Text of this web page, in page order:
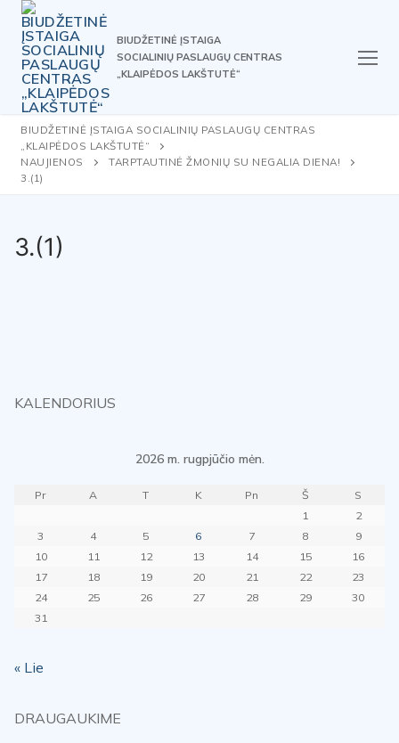
Skip
content
BIUDŽETINĖ ĮSTAIGA
SOCIALINIŲ PASLAUGŲ CENTRAS
„KLAIPĖDOS LAKŠTUTĖ“
BIUDŽETINĖ ĮSTAIGA SOCIALINIŲ PASLAUGŲ CENTRAS
„KLAIPĖDOS LAKŠTUTĖ“
NAUJIENOS
TARPTAUTINĖ ŽMONIŲ SU NEGALIA DIENA!
3.(1)
3.(1)
KALENDORIUS
2026 m. rugpjūčio mėn.
Pr A T K Pn Š
S
1
2
3
4 5 6 7 8
9
10
11 12 13 14 15
16
17
18 19 20 21 22
23
24
25 26 27 28 29
30
31
« Lie
DRAUGAUKIME